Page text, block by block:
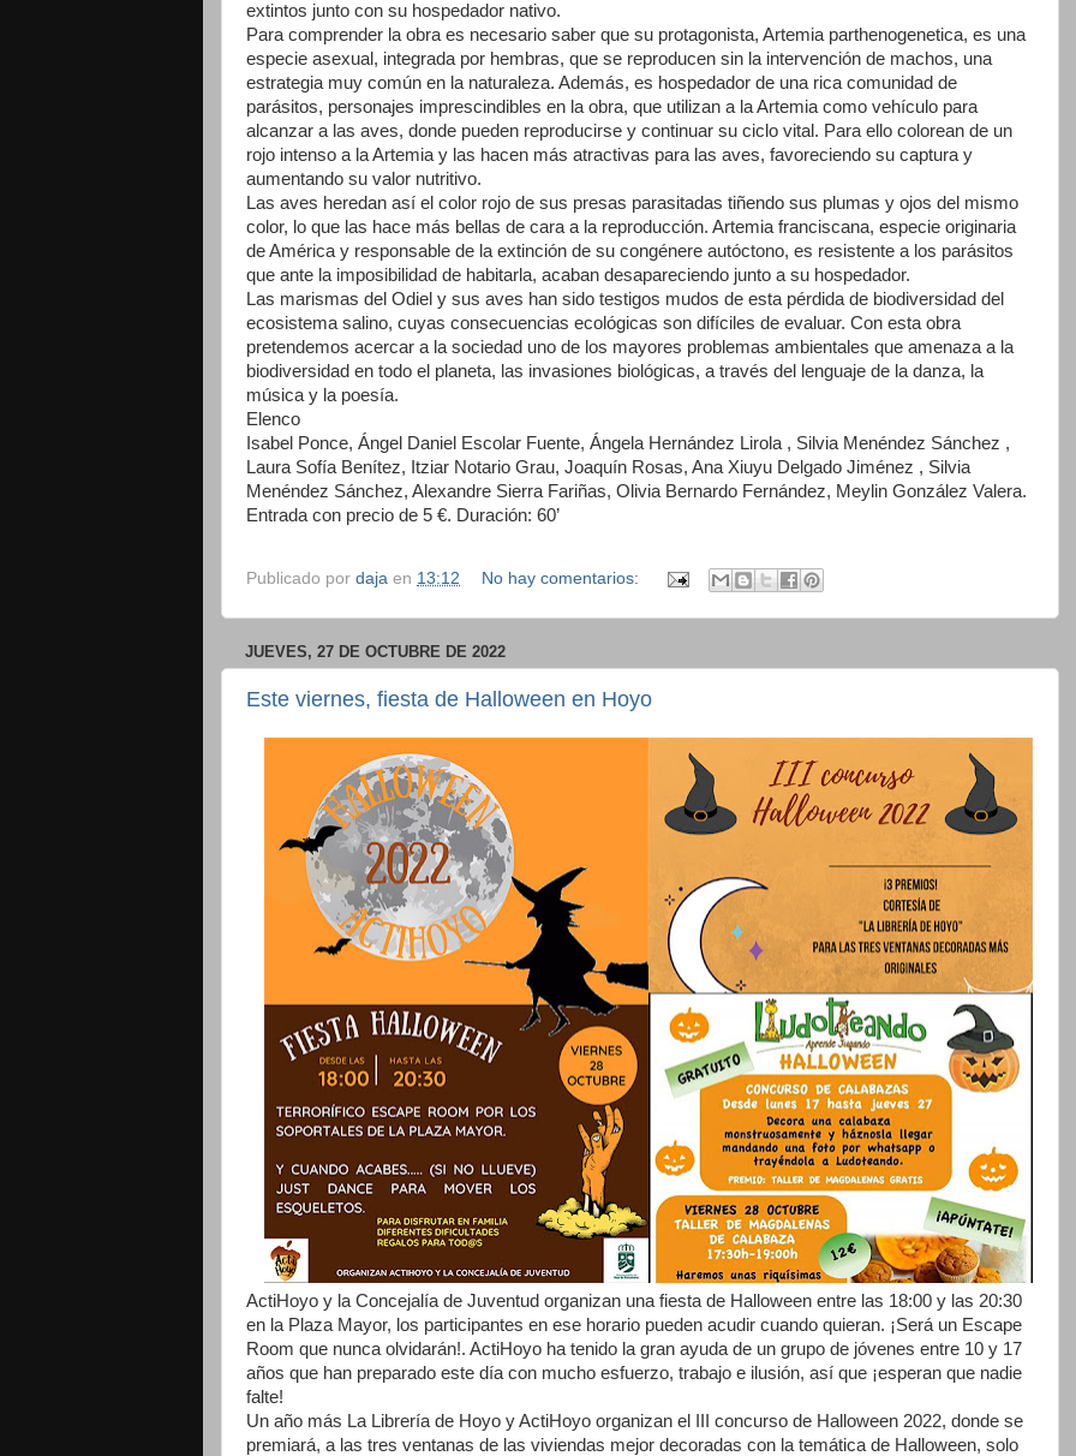
extintos junto con su hospedador nativo.
Para comprender la obra es necesario saber que su protagonista, Artemia parthenogenetica, es una
especie asexual, integrada por hembras, que se reproducen sin la intervención de machos, una
estrategia muy común en la naturaleza. Además, es hospedador de una rica comunidad de
parásitos, personajes imprescindibles en la obra, que utilizan a la Artemia como vehículo para
alcanzar a las aves, donde pueden reproducirse y continuar su ciclo vital. Para ello colorean de un
rojo intenso a la Artemia y las hacen más atractivas para las aves, favoreciendo su captura y
aumentando su valor nutritivo.
Las aves heredan así el color rojo de sus presas parasitadas tiñendo sus plumas y ojos del mismo
color, lo que las hace más bellas de cara a la reproducción. Artemia franciscana, especie originaria
de América y responsable de la extinción de su congénere autóctono, es resistente a los parásitos
que ante la imposibilidad de habitarla, acaban desapareciendo junto a su hospedador.
Las marismas del Odiel y sus aves han sido testigos mudos de esta pérdida de biodiversidad del
ecosistema salino, cuyas consecuencias ecológicas son difíciles de evaluar. Con esta obra
pretendemos acercar a la sociedad uno de los mayores problemas ambientales que amenaza a la
biodiversidad en todo el planeta, las invasiones biológicas, a través del lenguaje de la danza, la
música y la poesía.
Elenco
Isabel Ponce, Ángel Daniel Escolar Fuente, Ángela Hernández Lirola , Silvia Menéndez Sánchez ,
Laura Sofía Benítez, Itziar Notario Grau, Joaquín Rosas, Ana Xiuyu Delgado Jiménez , Silvia
Menéndez Sánchez, Alexandre Sierra Fariñas, Olivia Bernardo Fernández, Meylin González Valera.
Entrada con precio de 5 €. Duración: 60’
Publicado por daja en 13:12 No hay comentarios:
JUEVES, 27 DE OCTUBRE DE 2022
Este viernes, fiesta de Halloween en Hoyo
ActiHoyo y la Concejalía de Juventud organizan una fiesta de Halloween entre las 18:00 y las 20:30
en la Plaza Mayor, los participantes en ese horario pueden acudir cuando quieran. ¡Será un Escape
Room que nunca olvidarán!. ActiHoyo ha tenido la gran ayuda de un grupo de jóvenes entre 10 y 17
años que han preparado este día con mucho esfuerzo, trabajo e ilusión, así que ¡esperan que nadie
falte!
Un año más La Librería de Hoyo y ActiHoyo organizan el III concurso de Halloween 2022, donde se
premiará, a las tres ventanas de las viviendas mejor decoradas con la temática de Halloween, solo